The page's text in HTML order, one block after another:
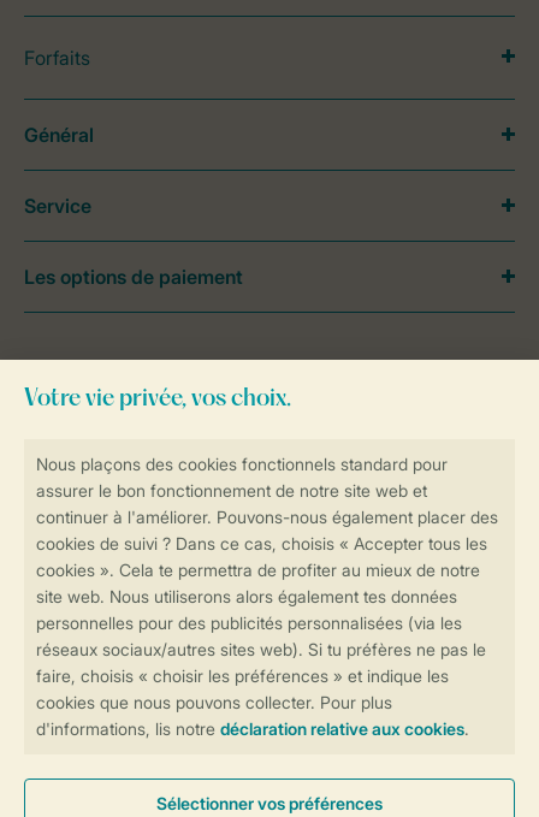
Plus d’infos et préférences
Réservations en ligne rapides et sécurisées
Transmission sécurisée des données
Paiement sécurisé
Forfaits
contactez notreContact Center.
Général
Service
Les options de paiement